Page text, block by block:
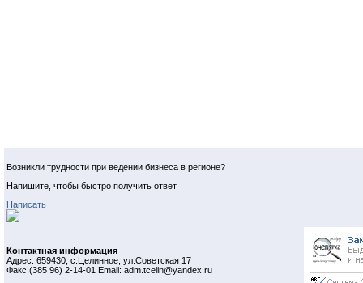
Возникли трудности при ведении бизнеса в регионе?
Напишите, чтобы быстро получить ответ
Написать
Контактная информация
Адрес: 659430, с.Целинное, ул.Советская 17
Факс:(385 96) 2-14-01 Email: adm.tcelin@yandex.ru